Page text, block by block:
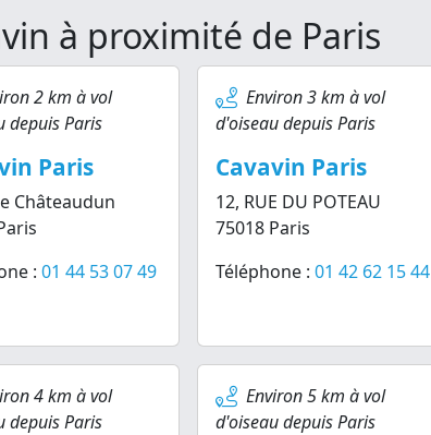
à proximité de Paris
2 km à vol
depuis Paris
Paris
Châteaudun
: 01 44 53 07 49
Environ 3 km à vol
d'oiseau depuis Paris
Cavavin Paris
12, RUE DU POTEAU
75018 Paris
Téléphone : 01 42 62 15 44
4 km à vol
depuis Paris
Environ 5 km à vol
d'oiseau depuis Paris